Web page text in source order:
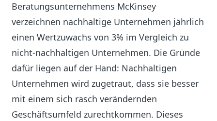
Beratungsunternehmens McKinsey
verzeichnen nachhaltige Unternehmen jährlich
einen Wertzuwachs von 3% im Vergleich zu
nicht-nachhaltigen Unternehmen. Die Gründe
dafür liegen auf der Hand: Nachhaltigen
Unternehmen wird zugetraut, dass sie besser
mit einem sich rasch verändernden
Geschäftsumfeld zurechtkommen. Dieses